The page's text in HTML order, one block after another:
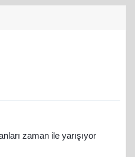
zaman ile yarışıyor